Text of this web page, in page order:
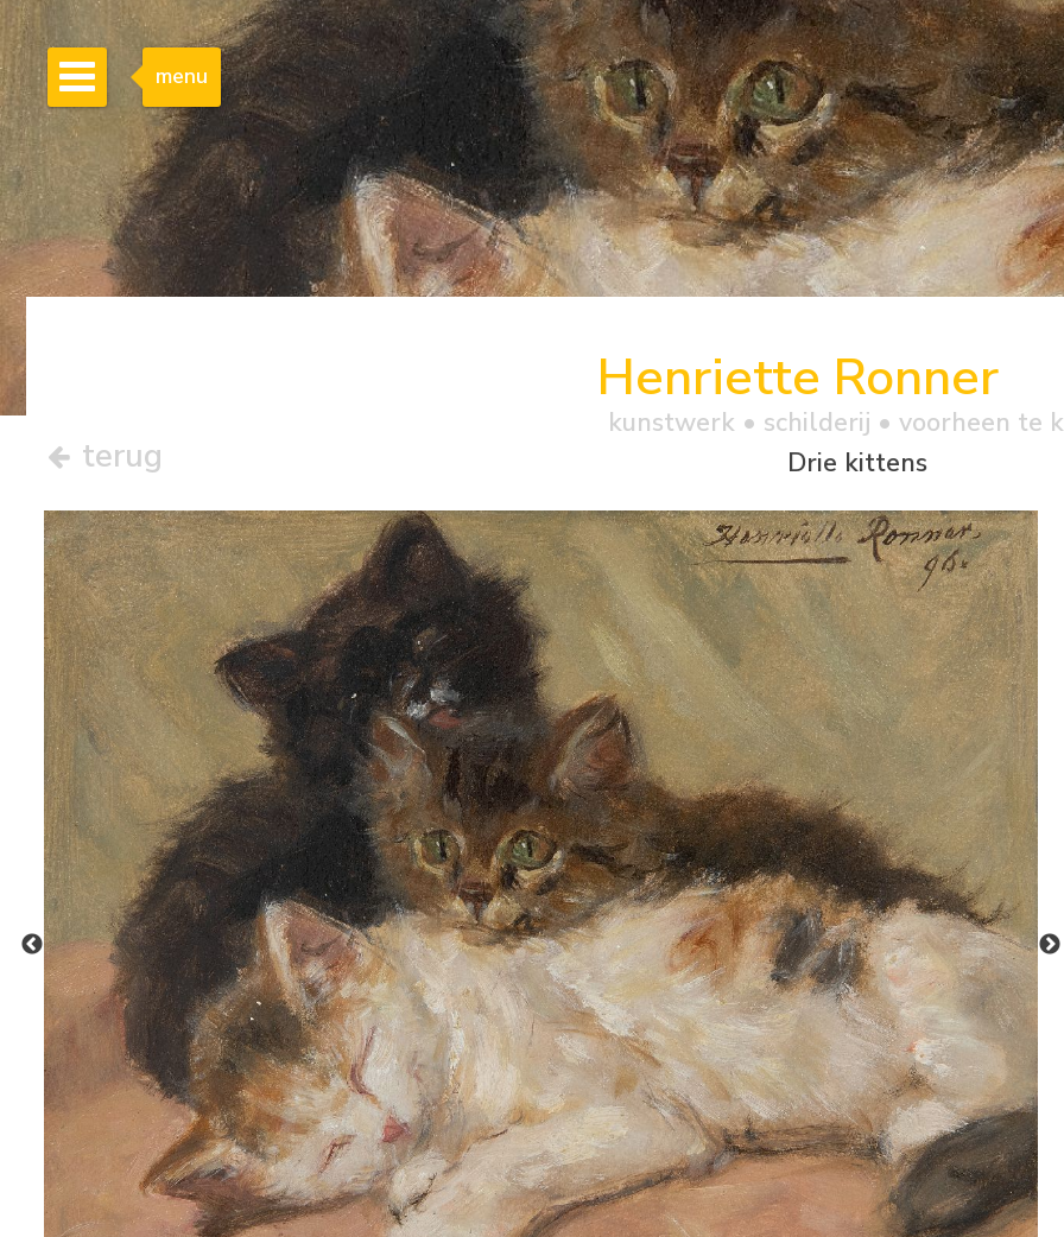
menu
terug
Henriette Ronner
kunstwerk • schilderij • voorheen te
Drie kittens